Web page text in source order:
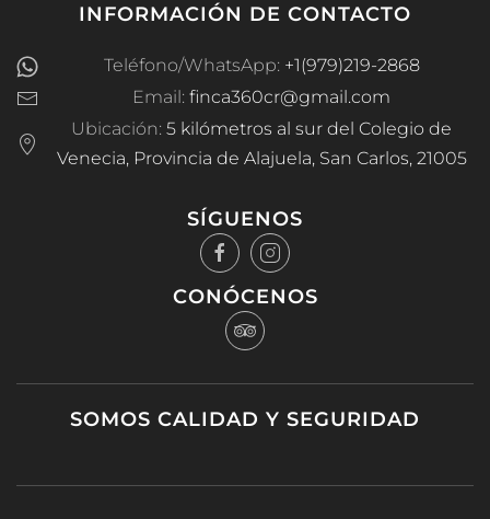
INFORMACIÓN DE CONTACTO
Teléfono/WhatsApp: +1(979)219-2868
Email: finca360cr@gmail.com
Ubicación: 5 kilómetros al sur del Colegio de
Venecia, Provincia de Alajuela, San Carlos, 21005
SÍGUENOS
CONÓCENOS
SOMOS CALIDAD Y SEGURIDAD